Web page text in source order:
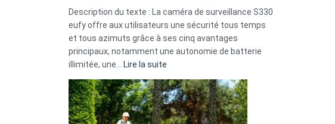
données
menace
Facebook,
Telegram
GitHub
Description du texte : La caméra de surveillance S330
eufy offre aux utilisateurs une sécurité tous temps
et tous azimuts grâce à ses cinq avantages
principaux, notamment une autonomie de batterie
illimitée, une…
Lire la suite
choisir
une
caméra